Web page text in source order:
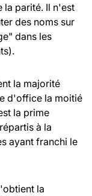
la parité. Il n'est
des noms sur
dans les
la majorité
d'office la moitié
la prime
à la
ayant franchi le
la